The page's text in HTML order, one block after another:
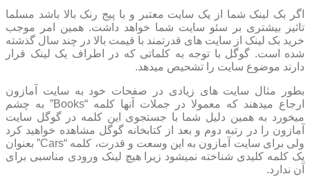
اگر بک لینک شما از یک سایت معتبر و با پیج رنک بالا باشد مسلما
تاثیر بیشتری بر سئو سایت شما خواهد داشت. همین امر موجب
خرید بک لینک از سایت های قدرتمند با قیمت بالا در چند سال گذشته
شده است. گوگل با توجه به کلماتی که در اطراف یک لینک قرار
دارند موضوع سایت را تشحیص میدهد.
بطور مثال سایت های زیادی در صفحات خود به سایت آمازون
ارجاع میدهند که معمولا در جملات آنها کلمه “Books” به چشم
میخورد به همین دلیل شما با جستجوی این کلمه در گوگل سایت
آمازون را در رتبه دوم و بعد از کتابخانه گوگل مشاهده خواهید کرد
ولی برای سایت آمازون به این وسعت و قدرت، کلمه “Cars” بعنوان
یک کلمه کلیدی شناخته نمیشود زیرا هیچ لینک ورودی مناسبی برای
آن ندارد.